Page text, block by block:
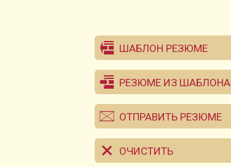
ШАБЛОН РЕЗЮМЕ
РЕЗЮМЕ ИЗ ШАБЛОНА
ОТПРАВИТЬ РЕЗЮМЕ
ОЧИСТИТЬ